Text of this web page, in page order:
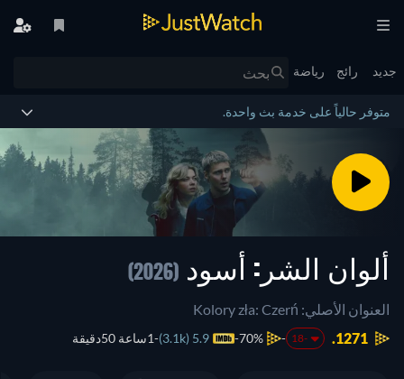
جديد رائج رياضة
متوفر حالياً على خدمة بث واحدة.
ألوان الشر: أسود (2026)
العنوان الأصلي: Kolory zła: Czerń
1271.
-18
70%
5.9 (3.1k) 1ساعة 50دقيقة